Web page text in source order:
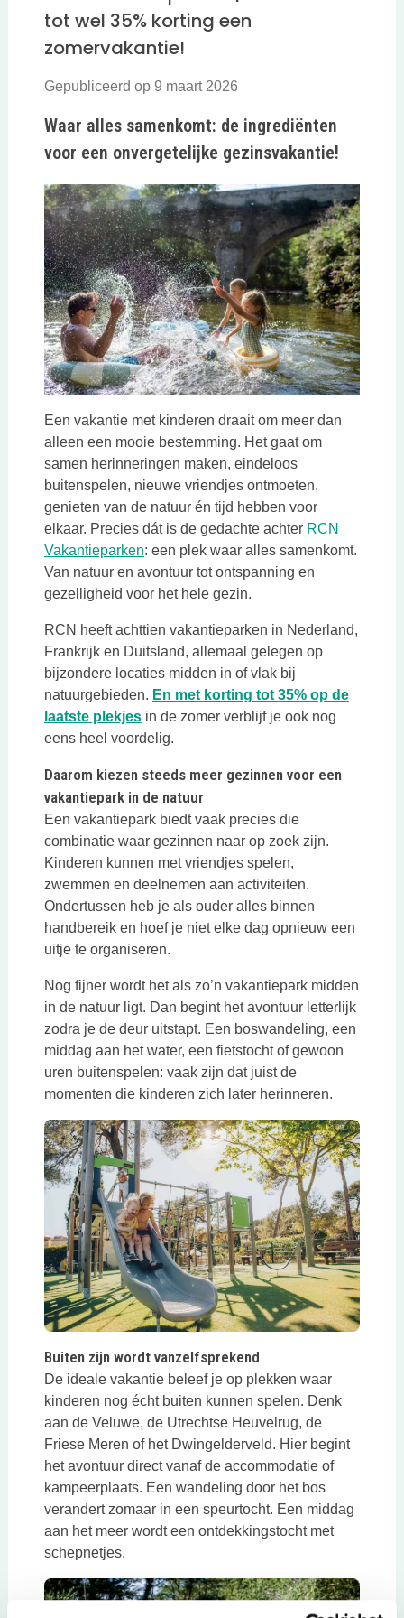
tot wel 35% korting een
zomervakantie!
Gepubliceerd op 9 maart 2026
Waar alles samenkomt: de ingrediënten
voor een onvergetelijke gezinsvakantie!
Een vakantie met kinderen draait om meer dan
alleen een mooie bestemming. Het gaat om
samen herinneringen maken, eindeloos
buitenspelen, nieuwe vriendjes ontmoeten,
genieten van de natuur én tijd hebben voor
elkaar. Precies dát is de gedachte achter RCN
VakantieparkenDeze link opent in een nieuwe tab
: een plek waar alles samenkomt.
Van natuur en avontuur tot ontspanning en
gezelligheid voor het hele gezin.
RCN heeft achttien vakantieparken in Nederland,
Frankrijk en Duitsland, allemaal gelegen op
bijzondere locaties midden in of vlak bij
natuurgebieden. En met korting tot 35% op de
laatste plekjesDeze link opent in een nieuwe tab
in de zomer verblijf je ook nog
eens heel voordelig.
Daarom kiezen steeds meer gezinnen voor een
vakantiepark in de natuur
Een vakantiepark biedt vaak precies die
combinatie waar gezinnen naar op zoek zijn.
Kinderen kunnen met vriendjes spelen,
zwemmen en deelnemen aan activiteiten.
Ondertussen heb je als ouder alles binnen
handbereik en hoef je niet elke dag opnieuw een
uitje te organiseren.
Nog fijner wordt het als zo’n vakantiepark midden
in de natuur ligt. Dan begint het avontuur letterlijk
zodra je de deur uitstapt. Een boswandeling, een
middag aan het water, een fietstocht of gewoon
uren buitenspelen: vaak zijn dat juist de
momenten die kinderen zich later herinneren.
Buiten zijn wordt vanzelfsprekend
De ideale vakantie beleef je op plekken waar
kinderen nog écht buiten kunnen spelen. Denk
aan de Veluwe, de Utrechtse Heuvelrug, de
Friese Meren of het Dwingelderveld. Hier begint
het avontuur direct vanaf de accommodatie of
kampeerplaats. Een wandeling door het bos
verandert zomaar in een speurtocht. Een middag
aan het meer wordt een ontdekkingstocht met
schepnetjes.